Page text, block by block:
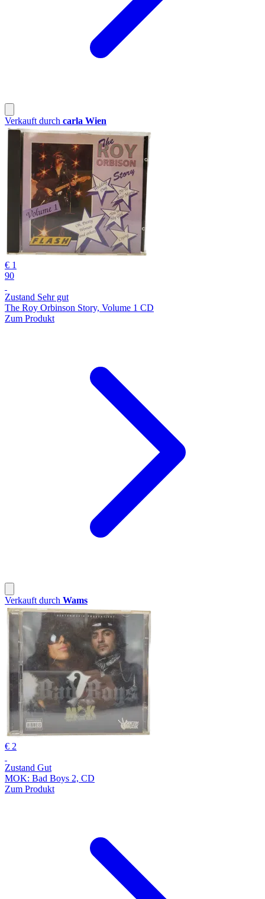
Verkauft durch carla Wien
€ 1
90
Zustand Sehr gut
The Roy Orbinson Story, Volume 1 CD
Zum Produkt
Verkauft durch Wams
€ 2
Zustand Gut
MOK: Bad Boys 2, CD
Zum Produkt